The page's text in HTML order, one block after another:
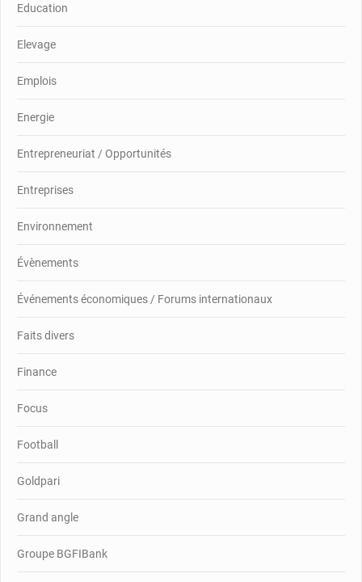
Education
Elevage
Emplois
Energie
Entrepreneuriat / Opportunités
Entreprises
Environnement
Évènements
Événements économiques / Forums internationaux
Faits divers
Finance
Focus
Football
Goldpari
Grand angle
Groupe BGFIBank